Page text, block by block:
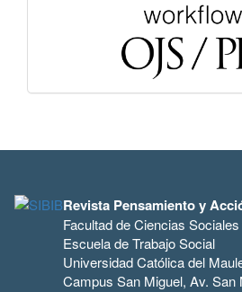
Revista Pensamiento y
Facultad de Ciencias
Escuela de Trabajo Social
Universidad Católica del
Campus San Miguel, Av. San